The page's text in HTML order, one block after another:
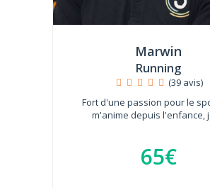
Marwin
Running
(39 avis)
Fort d'une passion pour le
m'anime depuis l'enfance,
65€